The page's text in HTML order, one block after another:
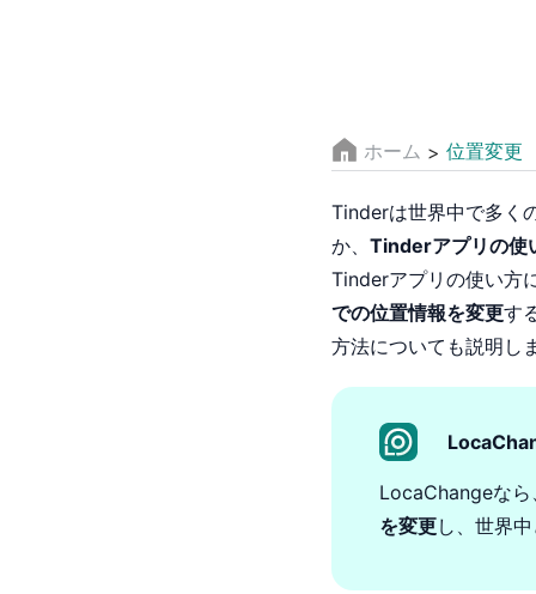
ホーム > 位置変更
Tinderは世界中で多く
か、 Tinderアプリの使
Tinderアプリの使い方
での位置情報を変更す
方法についても説明し
LocaChangeなら
を変更し、世界